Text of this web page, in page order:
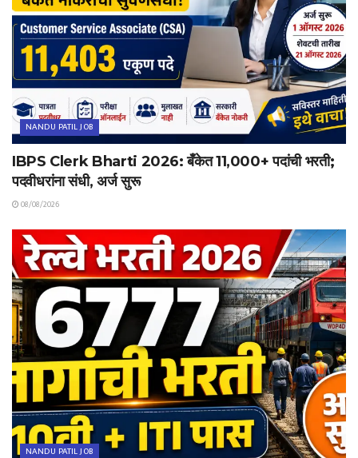
NANDU PATIL JOB
IBPS Clerk Bharti 2026: बँकेत 11,000+ पदांची भरती;
पदवीधरांना संधी, अर्ज सुरू
08/08/2026
NANDU PATIL JOB